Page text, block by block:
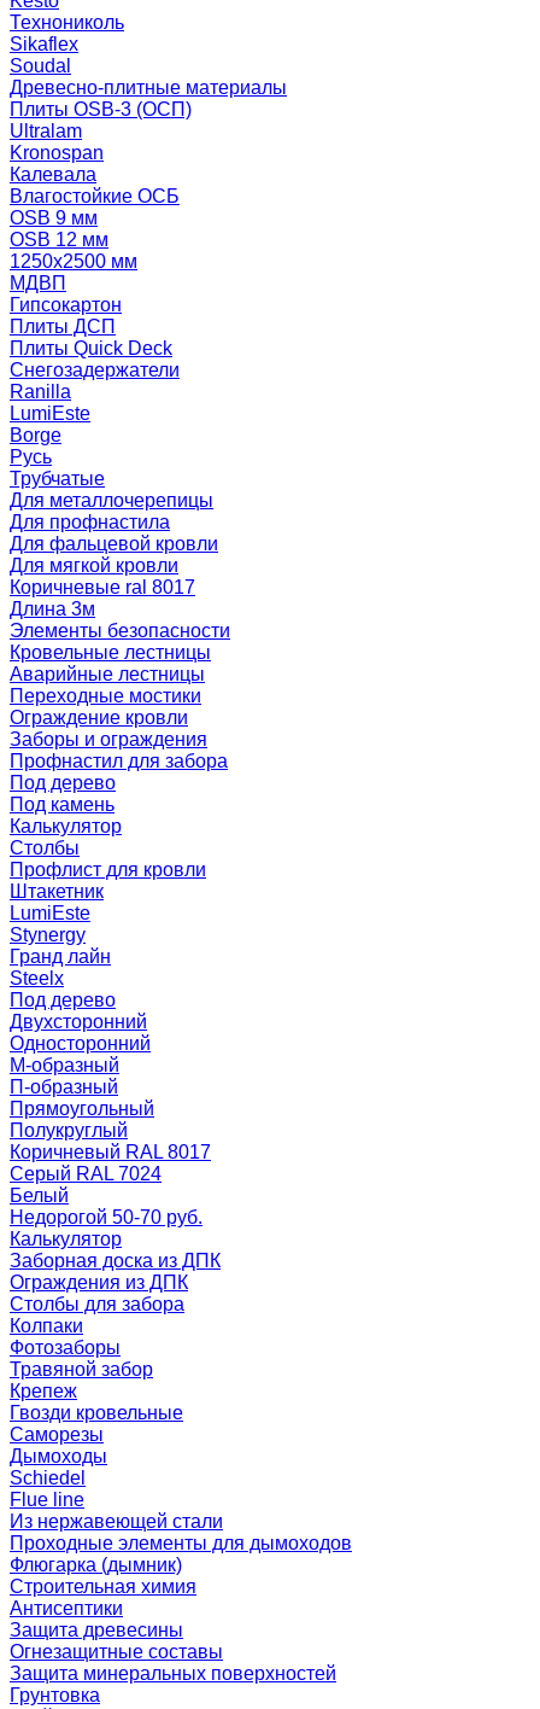
Технониколь
Sikaflex
Soudal
Древесно-плитные материалы
Плиты OSB-3 (ОСП)
Ultralam
Kronospan
Калевала
Влагостойкие ОСБ
OSB 9 мм
OSB 12 мм
1250х2500 мм
МДВП
Гипсокартон
Плиты ДСП
Плиты Quick Deck
Снегозадержатели
Ranilla
LumiEste
Borge
Русь
Трубчатые
Для металлочерепицы
Для профнастила
Для фальцевой кровли
Для мягкой кровли
Коричневые ral 8017
Длина 3м
Элементы безопасности
Кровельные лестницы
Аварийные лестницы
Переходные мостики
Ограждение кровли
Заборы и ограждения
Профнастил для забора
Под дерево
Под камень
Калькулятор
Столбы
Профлист для кровли
Штакетник
LumiEste
Stynergy
Гранд лайн
Steelx
Под дерево
Двухсторонний
Односторонний
М-образный
П-образный
Прямоугольный
Полукруглый
Коричневый RAL 8017
Серый RAL 7024
Белый
Недорогой 50-70 руб.
Калькулятор
Заборная доска из ДПК
Ограждения из ДПК
Столбы для забора
Колпаки
Фотозаборы
Травяной забор
Крепеж
Гвозди кровельные
Саморезы
Дымоходы
Schiedel
Flue line
Из нержавеющей стали
Проходные элементы для дымоходов
Флюгарка (дымник)
Строительная химия
Антисептики
Защита древесины
Огнезащитные составы
Защита минеральных поверхностей
Грунтовка